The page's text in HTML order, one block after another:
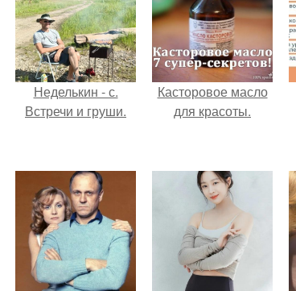
Неделькин - с.
Встречи и груши.
Касторовое масло
для красоты.